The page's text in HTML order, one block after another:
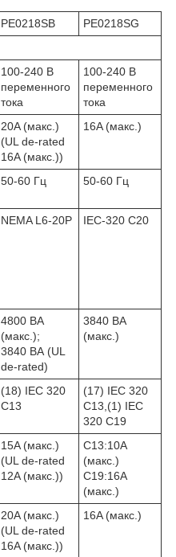
PE0218SB
PE0218SG
100-240 В
переменного
тока
100-240 В
переменного
тока
20A (макс.)
(UL de-rated
16A (макс.))
16A (макс.)
50-60 Гц 50-60 Гц
NEMA L6-20P IEC-320 C20
4800 ВА
(макс.);
3840 ВА (UL
de-rated)
3840 ВА
(макс.)
(18) IEC 320
C13
(17) IEC 320
C13,(1) IEC
320 C19
15A (макс.)
(UL de-rated
12A (макс.))
C13:10A
(макс.)
C19:16A
(макс.)
20A (макс.)
(UL de-rated
16A (макс.))
16A (макс.)